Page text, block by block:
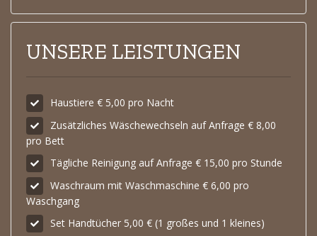
UNSERE LEISTUNGEN
Haustiere € 5,00 pro Nacht
Zusätzliches Wäschewechseln auf Anfrage € 8,00
pro Bett
Tägliche Reinigung auf Anfrage € 15,00 pro Stunde
Waschraum mit Waschmaschine € 6,00 pro
Waschgang
Set Handtücher 5,00 € (1 großes und 1 kleines)